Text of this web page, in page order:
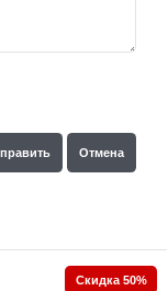
Скидка 50%